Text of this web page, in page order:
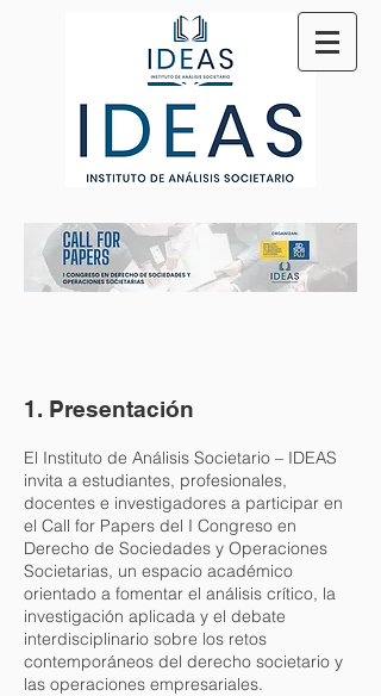
1. Presentación
El Instituto de Análisis Societario – IDEAS
invita a estudiantes, profesionales,
docentes e investigadores a participar en
el Call for Papers del I Congreso en
Derecho de Sociedades y Operaciones
Societarias, un espacio académico
orientado a fomentar el análisis crítico, la
investigación aplicada y el debate
interdisciplinario sobre los retos
contemporáneos del derecho societario y
las operaciones empresariales.